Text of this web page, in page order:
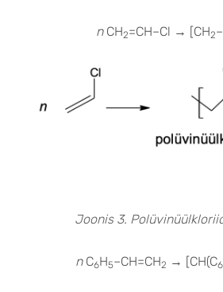
nCH2=CH–Cl → [CH2
Joonis 3.
nC6H5–CH=CH2 → [CH(C6